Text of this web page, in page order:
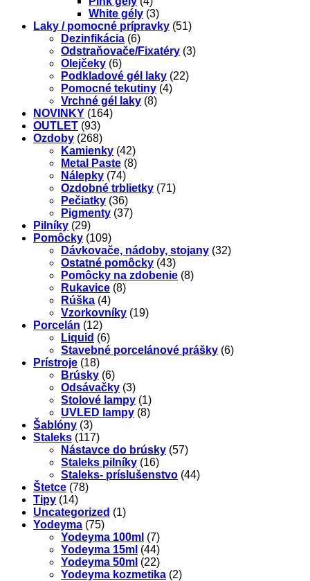
White gély (3)
Laky / pomocné prípravky (51)
Dezinfikácia (6)
Odstraňovače/Fixatéry (3)
Olejčeky (6)
Podkladové gél laky (22)
Pomocné tekutiny (4)
Vrchné gél laky (8)
NOVINKY (164)
OUTLET (93)
Ozdoby (268)
Kamienky (42)
Metal Paste (8)
Nálepky (74)
Ozdobné trblietky (71)
Pečiatky (36)
Pigmenty (37)
Pilníky (29)
Pomôcky (109)
Dávkovače, nádoby, stojany (32)
Ostatné pomôcky (43)
Pomôcky na zdobenie (8)
Rukavice (8)
Rúška (4)
Vzorkovníky (19)
Porcelán (12)
Liquid (6)
Stavebné porcelánové prášky (6)
Prístroje (18)
Brúsky (6)
Odsávačky (3)
Stolové lampy (1)
UVLED lampy (8)
Šablóny (3)
Staleks (117)
Nástavce do brúsky (57)
Staleks pilníky (16)
Staleks- príslušenstvo (44)
Štetce (78)
Tipy (14)
Uncategorized (1)
Yodeyma (75)
Yodeyma 100ml (7)
Yodeyma 15ml (44)
Yodeyma 50ml (22)
Yodeyma kozmetika (2)